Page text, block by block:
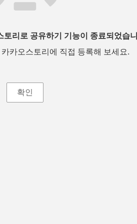
리로 공유하기 기능이 종료되었습
카오스토리에 직접 등록해 보세요.
확인